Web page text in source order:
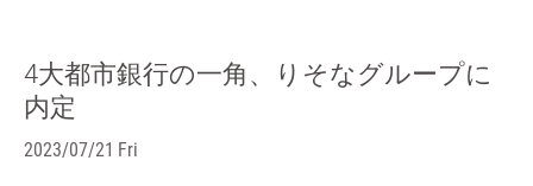
4大都市銀行の一角、りそなグループに
内定
2023/07/21 Fri